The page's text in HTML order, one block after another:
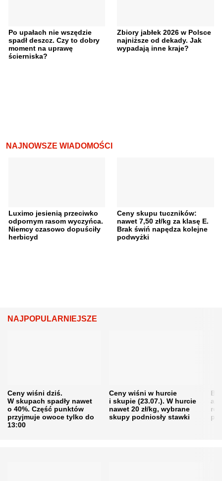
Po upałach nie wszędzie
spadł deszcz. Czy to dobry
moment na uprawę
ścierniska?
Zbiory jabłek 2026 w Polsce
najniższe od dekady. Jak
wypadają inne kraje?
NAJNOWSZE WIADOMOŚCI
Luximo jesienią przeciwko
odpornym rasom wyczyńca.
Niemcy czasowo dopuściły
herbicyd
Ceny skupu tuczników:
nawet 7,50 zł/kg za klasę E.
Brak świń napędza kolejne
podwyżki
NAJPOPULARNIEJSZE
Ceny wiśni dziś.
W skupach spadły nawet
o 40%. Część punktów
przyjmuje owoce tylko do
13:00
Ceny wiśni w hurcie
i skupie (23.07.). W hurcie
nawet 20 zł/kg, wybrane
skupy podniosły stawki